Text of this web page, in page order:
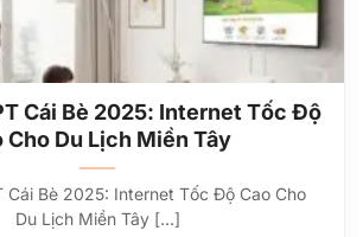
Cái Bè 2025: Internet Tốc Độ
Cho Du Lịch Miền Tây
Cái Bè 2025: Internet Tốc Độ Cao Cho
Du Lịch Miền Tây [...]